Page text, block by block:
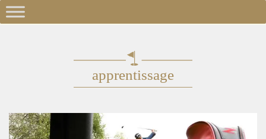
apprentissage